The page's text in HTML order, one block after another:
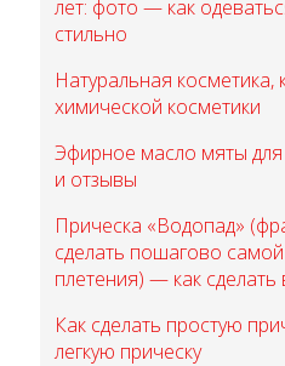
лет: фото — как
стильно
Натуральная косметика,
химической косметики
Эфирное масло мяты
и отзывы
Прическа «Водопад»
сделать пошагово
плетения) — как сделать
Как сделать простую
легкую прическу